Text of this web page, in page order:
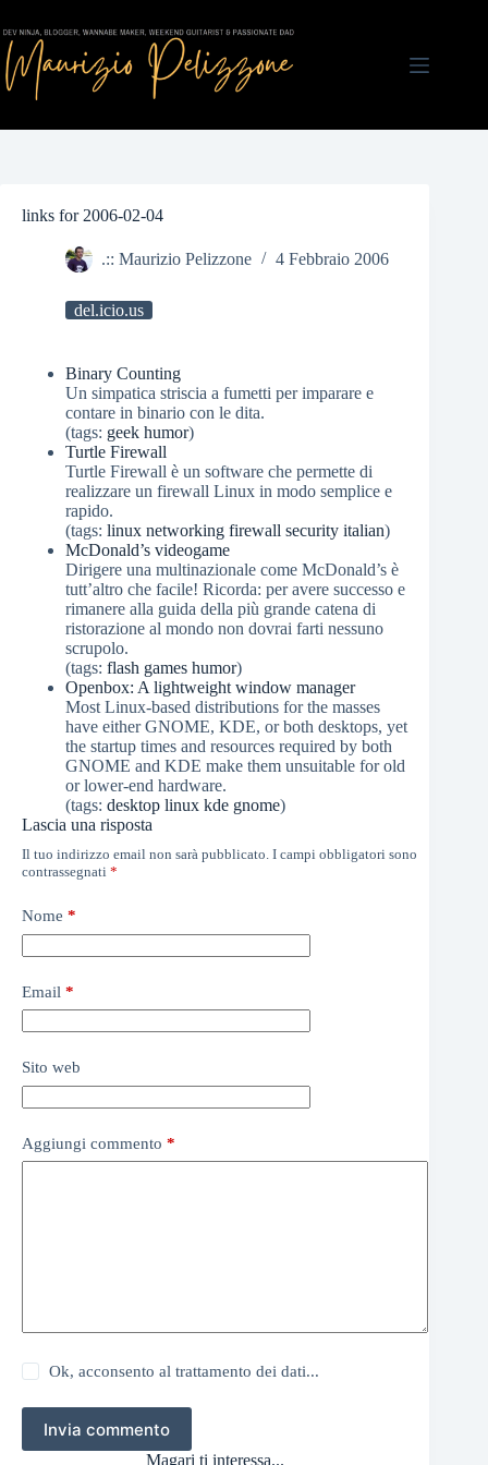
al
contenuto
links for 2006-02-04
.:: Maurizio Pelizzone 4 Febbraio 2006
del.icio.us
Binary Counting
Un simpatica striscia a fumetti per imparare e
contare in binario con le dita.
(tags: geek humor)
Turtle Firewall
Turtle Firewall è un software che permette di
realizzare un firewall Linux in modo semplice e
rapido.
(tags: linux networking firewall security italian)
McDonald’s videogame
Dirigere una multinazionale come McDonald’s è
tutt’altro che facile! Ricorda: per avere successo e
rimanere alla guida della più grande catena di
ristorazione al mondo non dovrai farti nessuno
scrupolo.
(tags: flash games humor)
Openbox: A lightweight window manager
Most Linux-based distributions for the masses
have either GNOME, KDE, or both desktops, yet
the startup times and resources required by both
GNOME and KDE make them unsuitable for old
or lower-end hardware.
(tags: desktop linux kde gnome)
Lascia una risposta
Il tuo indirizzo email non sarà pubblicato. I campi obbligatori sono
contrassegnati *
Nome *
Email *
Sito web
Aggiungi commento *
Ok, acconsento al trattamento dei dati...
Invia commento
Magari ti interessa...